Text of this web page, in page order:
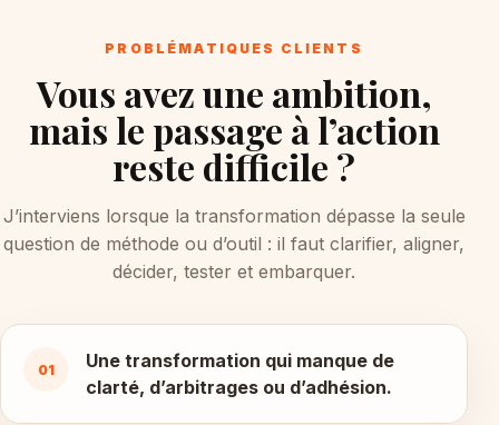
PROBLÉMATIQUES CLIENTS
Vous avez une ambition,
mais le passage à l’action
reste difficile ?
J’interviens lorsque la transformation dépasse la seule
question de méthode ou d’outil : il faut clarifier, aligner,
décider, tester et embarquer.
01
Une transformation qui manque de
clarté, d’arbitrages ou d’adhésion.